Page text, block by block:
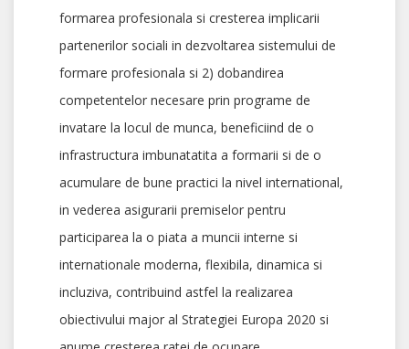
formarea profesionala si cresterea implicarii
partenerilor sociali in dezvoltarea sistemului de
formare profesionala si 2) dobandirea
competentelor necesare prin programe de
invatare la locul de munca, beneficiind de o
infrastructura imbunatatita a formarii si de o
acumulare de bune practici la nivel international,
in vederea asigurarii premiselor pentru
participarea la o piata a muncii interne si
internationale moderna, flexibila, dinamica si
incluziva, contribuind astfel la realizarea
obiectivului major al Strategiei Europa 2020 si